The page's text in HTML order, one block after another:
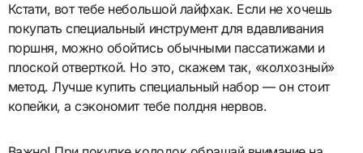
Кстати, вот тебе небольшой лайфхак. Если не хочешь
покупать специальный инструмент для вдавливания
поршня, можно обойтись обычными пассатижами и
плоской отверткой. Но это, скажем так, «колхозный»
метод. Лучше купить специальный набор — он стоит
копейки, а сэкономит тебе полдня нервов.